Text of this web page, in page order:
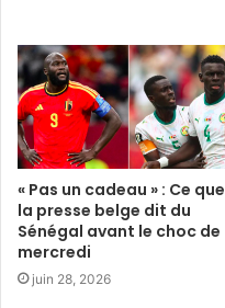
« Pas un cadeau » : Ce que
la presse belge dit du
Sénégal avant le choc de
mercredi
juin 28, 2026